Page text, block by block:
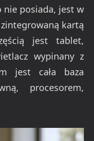
nie posiada, jest w
kartą
jest tablet,
wypinany z
jest cała baza
procesorem,